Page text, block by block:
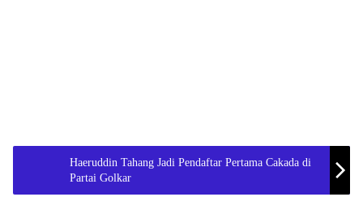
Haeruddin Tahang Jadi Pendaftar Pertama Cakada di
Partai Golkar